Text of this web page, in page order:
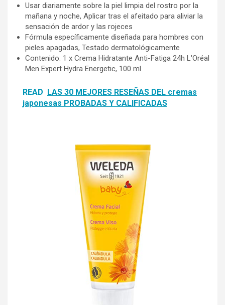
Usar diariamente sobre la piel limpia del rostro por la
mañana y noche, Aplicar tras el afeitado para aliviar la
sensación de ardor y las rojeces
Fórmula específicamente diseñada para hombres con
pieles apagadas, Testado dermatológicamente
Contenido: 1 x Crema Hidratante Anti-Fatiga 24h L'Oréal
Men Expert Hydra Energetic, 100 ml
READ LAS 30 MEJORES RESEÑAS DEL cremas
japonesas PROBADAS Y CALIFICADAS